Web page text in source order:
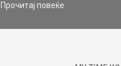
Прочитај повеќе